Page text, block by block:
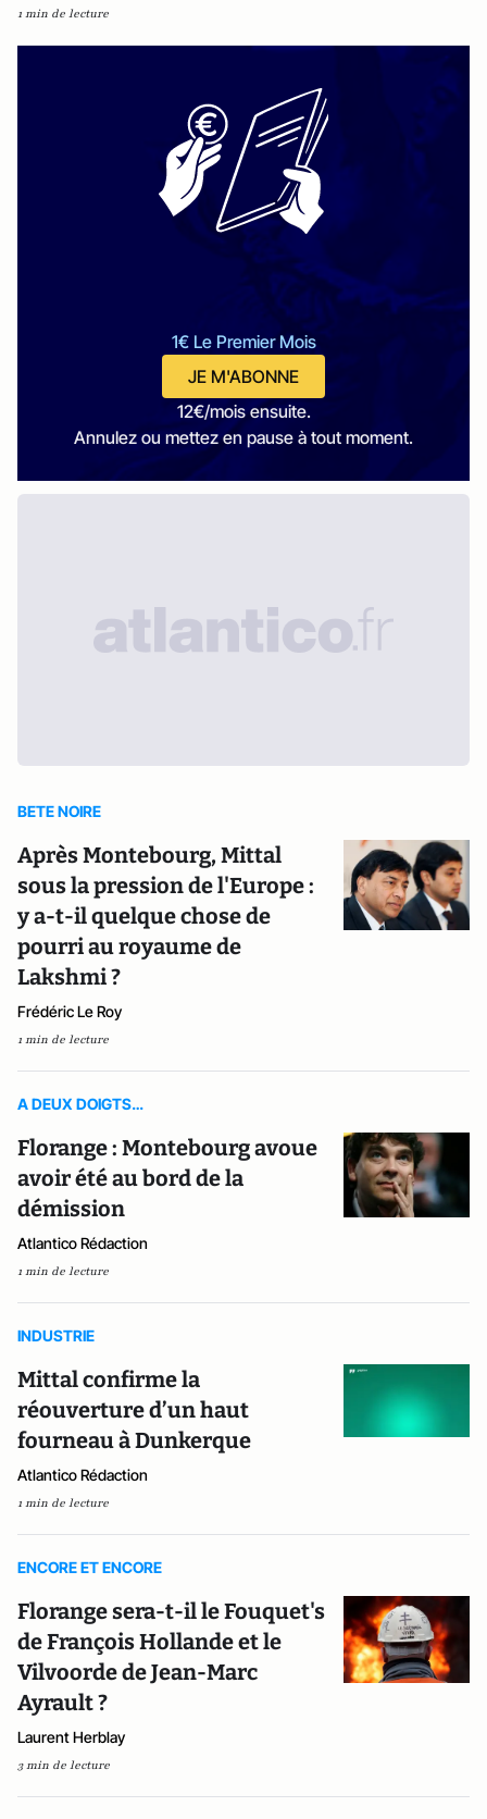
1 min de lecture
1€ Le Premier Mois
JE M'ABONNE
12€/mois ensuite.
Annulez ou mettez en pause à tout moment.
BETE NOIRE
Après Montebourg, Mittal
sous la pression de l'Europe :
y a-t-il quelque chose de
pourri au royaume de
Lakshmi ?
Frédéric Le Roy
1 min de lecture
A DEUX DOIGTS…
Florange : Montebourg avoue
avoir été au bord de la
démission
Atlantico Rédaction
1 min de lecture
INDUSTRIE
Mittal confirme la
réouverture d’un haut
fourneau à Dunkerque
Atlantico Rédaction
1 min de lecture
ENCORE ET ENCORE
Florange sera-t-il le Fouquet's
de François Hollande et le
Vilvoorde de Jean-Marc
Ayrault ?
Laurent Herblay
3 min de lecture